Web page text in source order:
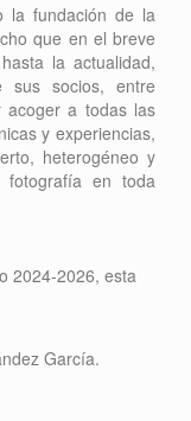
la fundación de la
que en el breve
la actualidad,
sus socios, entre
acoger a todas las
y experiencias,
heterogéneo y
fotografía en toda
2024-2026, esta
García.